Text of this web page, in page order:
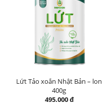
Lứt Tảo xoắn Nhật Bản – lon
400g
495.000 đ